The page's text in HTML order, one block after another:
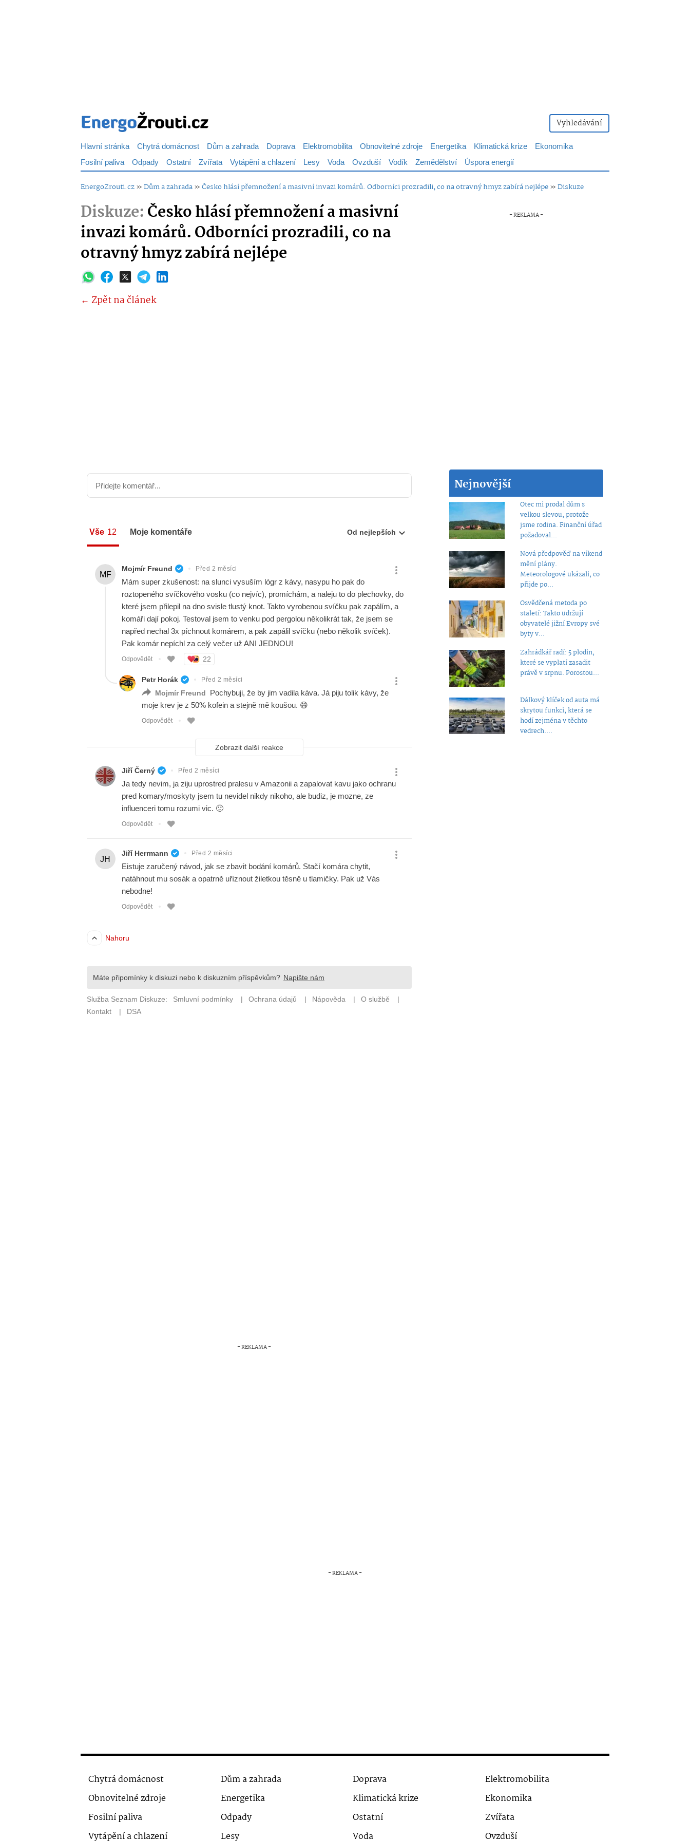
Vyhledávání
Hlavní stránka Chytrá domácnost Dům a zahrada Doprava Elektromobilita Obnovitelné zdroje Energetika Klimatická krize
Ekonomika
Fosilní paliva Odpady Ostatní Zvířata Vytápění a chlazení Lesy Voda Ovzduší Vodík Zemědělství Úspora energií
EnergoZrouti.cz»Dům a zahrada»Česko hlásí přemnožení a masivní invazi komárů. Odborníci prozradili, co na otravný hmyz zabírá nejlépe»Diskuze
Diskuze:Česko hlásí přemnožení a masivní
invazi komárů. Odborníci prozradili, co na
otravný hmyz zabírá nejlépe
← Zpět na článek
Nejnovější
Otec mi prodal dům s
velkou slevou, protože
jsme rodina. Finanční úřad
požadoval...
Nová předpověď na víkend
mění plány.
Meteorologové ukázali, co
přijde po...
Osvědčená metoda po
staletí: Takto udržují
obyvatelé jižní Evropy své
byty v...
Zahrádkář radí: 5 plodin,
které se vyplatí zasadit
právě v srpnu. Porostou...
Dálkový klíček od auta má
skrytou funkci, která se
hodí zejména v těchto
vedrech....
Chytrá domácnost Dům a zahrada Doprava
Elektromobilita
Obnovitelné zdroje
Energetika Klimatická krize
Ekonomika
Fosilní paliva
Odpady Ostatní
Zvířata
Vytápění a chlazení
Lesy Voda Ovzduší